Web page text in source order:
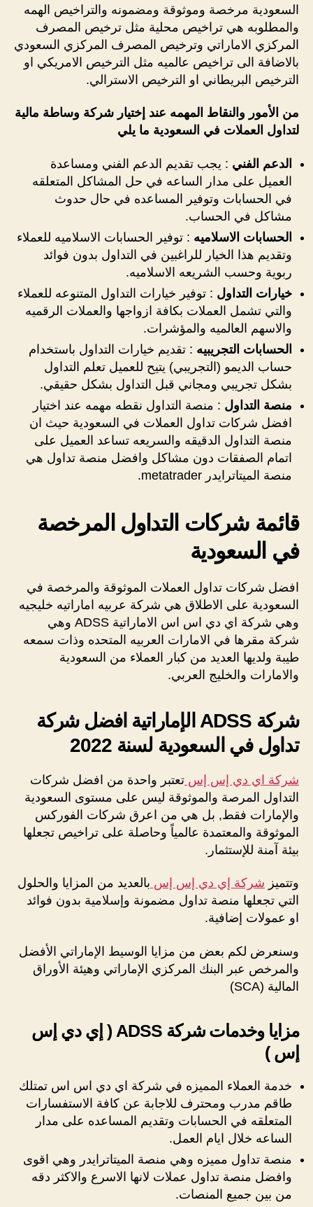
السعودية مرخصة وموثوقة ومضمونه والتراخيص الهمه
والمطلوبه هي تراخيص محلية مثل ترخيص المصرف
المركزي الاماراتي وترخيص المصرف المركزي السعودي
بالاضافة الى تراخيص عالميه مثل الترخيص الامريكي او
الترخيص البريطاني او الترخيص الاسترالي.
من الأمور والنقاط المهمه عند إختيار شركة وساطة مالية
لتداول العملات في السعودية ما يلي
الدعم الفني : يجب تقديم الدعم الفني ومساعدة
العميل على مدار الساعه في حل المشاكل المتعلقه
في الحسابات وتوفير المساعده في حال حدوث
مشاكل في الحساب.
الحسابات الاسلاميه : توفير الحسابات الاسلاميه للعملاء
وتقديم هذا الخيار للراغبين في التداول بدون فوائد
ربوية وحسب الشريعه الاسلاميه.
خيارات التداول : توفير خيارات التداول المتنوعه للعملاء
والتي تشمل العملات بكافة ازواجها والعملات الرقميه
والاسهم العالميه والمؤشرات.
الحسابات التجريبيه : تقديم خيارات التداول باستخدام
حساب الديمو (التجريبي) يتيح للعميل تعلم التداول
بشكل تجريبي ومجاني قبل التداول بشكل حقيقي.
منصة التداول : منصة التداول نقطه مهمه عند اختيار
افضل شركات تداول العملات في السعودية حيث ان
منصة التداول الدقيقه والسريعه تساعد العميل على
اتمام الصفقات دون مشاكل وافضل منصة تداول هي
منصة الميتاترايدر metatrader.
قائمة شركات التداول المرخصة
في السعودية
افضل شركات تداول العملات الموثوقة والمرخصة في
السعودية على الاطلاق هي شركة عربيه اماراتيه خليجيه
وهي شركة اي دي اس اس الاماراتية ADSS وهي
شركة مقرها في الامارات العربيه المتحده وذات سمعه
طيبة ولديها العديد من كبار العملاء من السعودية
والامارات والخليج العربي.
شركة ADSS الإماراتية افضل شركة
تداول في السعودية لسنة 2022
شركة اي دي إس إس تعتبر واحدة من افضل شركات
التداول المرصة والموثوقة ليس على مستوى السعودية
والإمارات فقط, بل هي من اعرق شركات الفوركس
الموثوقة والمعتمدة عالمياً وحاصلة على تراخيص تجعلها
بيئة آمنة للإستثمار.
وتتميز شركة إي دي إس إس بالعديد من المزايا والحلول
التي تجعلها منصة تداول مضمونة وإسلامية بدون فوائد
او عمولات إضافية.
وسنعرض لكم بعض من مزايا الوسيط الإماراتي الأفضل
والمرخص عبر البنك المركزي الإماراتي وهيئة الأوراق
المالية (SCA)
مزايا وخدمات شركة ADSS ( إي دي إس
إس )
خدمة العملاء المميزه في شركة اي دي اس اس تمتلك
طاقم مدرب ومحترف للاجابة عن كافة الاستفسارات
المتعلقه في الحسابات وتقديم المساعده على مدار
الساعه خلال ايام العمل.
منصة تداول مميزه وهي منصة الميتاترايدر وهي اقوى
وافضل منصة تداول عملات لانها الاسرع والاكثر دقه
من بين جميع المنصات.